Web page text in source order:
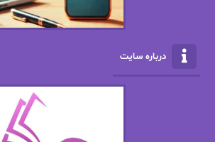
الناز پاکپور‌
الناز محمدی
امیر فرهی
باران
درباره سایت